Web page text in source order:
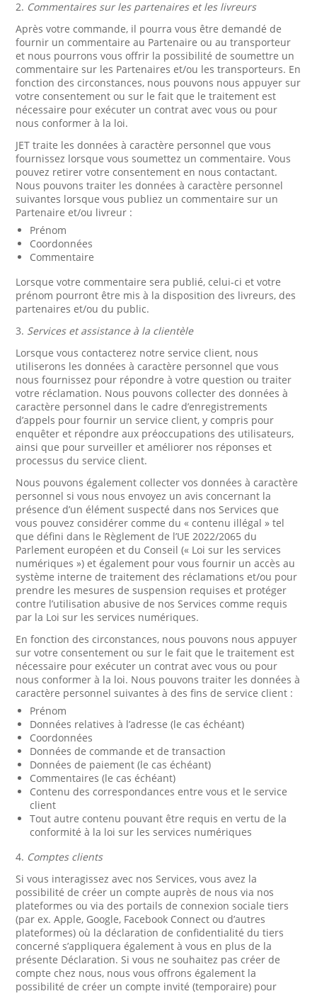
2. Commentaires sur les partenaires et les livreurs
Après votre commande, il pourra vous être demandé de
fournir un commentaire au Partenaire ou au transporteur
et nous pourrons vous offrir la possibilité de soumettre un
commentaire sur les Partenaires et/ou les transporteurs. En
fonction des circonstances, nous pouvons nous appuyer sur
votre consentement ou sur le fait que le traitement est
nécessaire pour exécuter un contrat avec vous ou pour
nous conformer à la loi.
JET traite les données à caractère personnel que vous
fournissez lorsque vous soumettez un commentaire. Vous
pouvez retirer votre consentement en nous contactant.
Nous pouvons traiter les données à caractère personnel
suivantes lorsque vous publiez un commentaire sur un
Partenaire et/ou livreur :
Prénom
Coordonnées
Commentaire
Lorsque votre commentaire sera publié, celui-ci et votre
prénom pourront être mis à la disposition des livreurs, des
partenaires et/ou du public.
3. Services et assistance à la clientèle
Lorsque vous contacterez notre service client, nous
utiliserons les données à caractère personnel que vous
nous fournissez pour répondre à votre question ou traiter
votre réclamation. Nous pouvons collecter des données à
caractère personnel dans le cadre d’enregistrements
d’appels pour fournir un service client, y compris pour
enquêter et répondre aux préoccupations des utilisateurs,
ainsi que pour surveiller et améliorer nos réponses et
processus du service client.
Nous pouvons également collecter vos données à caractère
personnel si vous nous envoyez un avis concernant la
présence d’un élément suspecté dans nos Services que
vous pouvez considérer comme du « contenu illégal » tel
que défini dans le Règlement de l’UE 2022/2065 du
Parlement européen et du Conseil (« Loi sur les services
numériques ») et également pour vous fournir un accès au
système interne de traitement des réclamations et/ou pour
prendre les mesures de suspension requises et protéger
contre l’utilisation abusive de nos Services comme requis
par la Loi sur les services numériques.
En fonction des circonstances, nous pouvons nous appuyer
sur votre consentement ou sur le fait que le traitement est
nécessaire pour exécuter un contrat avec vous ou pour
nous conformer à la loi. Nous pouvons traiter les données à
caractère personnel suivantes à des fins de service client :
Prénom
Données relatives à l’adresse (le cas échéant)
Coordonnées
Données de commande et de transaction
Données de paiement (le cas échéant)
Commentaires (le cas échéant)
Contenu des correspondances entre vous et le service
client
Tout autre contenu pouvant être requis en vertu de la
conformité à la loi sur les services numériques
4. Comptes clients
Si vous interagissez avec nos Services, vous avez la
possibilité de créer un compte auprès de nous via nos
plateformes ou via des portails de connexion sociale tiers
(par ex. Apple, Google, Facebook Connect ou d’autres
plateformes) où la déclaration de confidentialité du tiers
concerné s’appliquera également à vous en plus de la
présente Déclaration. Si vous ne souhaitez pas créer de
compte chez nous, nous vous offrons également la
possibilité de créer un compte invité (temporaire) pour